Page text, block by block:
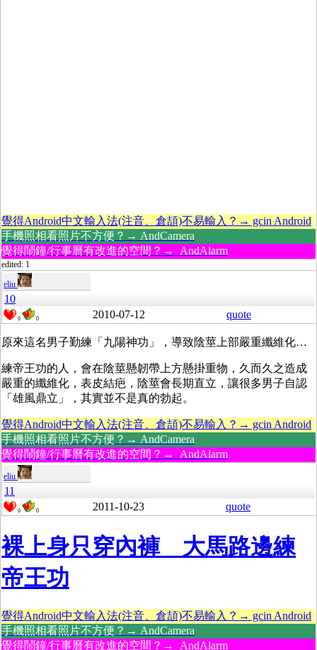
覺得Android中文輸入法(注音、倉頡)不易輸入？→ gcin Android
手機照相看照片不方便？→ AndCamera
覺得鬧鐘/行事曆有改進的空間？→ AndAlarm
edited: 1
eliu
10
0 0 2010-07-12 quote
原來這名男子勤練「九陽神功」，導致陰莖上部嚴重纖維化…
練帝王功的人，會在陰莖懸韌帶上方懸掛重物，久而久之造成
嚴重的纖維化，表皮結疤，陰莖會長期直立，讓很多男子自認
「雄風鼎立」，其實並不是真的勃起。
覺得Android中文輸入法(注音、倉頡)不易輸入？→ gcin Android
手機照相看照片不方便？→ AndCamera
覺得鬧鐘/行事曆有改進的空間？→ AndAlarm
eliu
11
0 0 2011-10-23 quote
裸上身只穿內褲 大馬路邊練
帝王功
覺得Android中文輸入法(注音、倉頡)不易輸入？→ gcin Android
手機照相看照片不方便？→ AndCamera
覺得鬧鐘/行事曆有改進的空間？→ AndAlarm